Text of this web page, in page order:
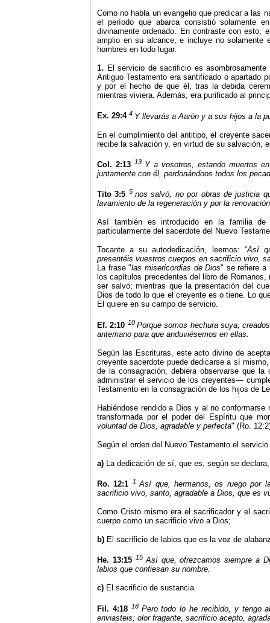
Como no habla un evangelio que predicar a las
el período que abarca consistió solamente
divinamente ordenado. En contraste con esto,
amplio en su alcance, e incluye no
hombres en todo lugar.
1. El servicio de sacrificio es
Antiguo Testamento era santificado o apartado
y por el hecho de que él, tras la debida
mientras viviera. Además, era purificado al
Ex. 29:4 4 Y llevarás a Aarón y a sus hijos a la
En el cumplimiento del antitipo, el creyente
recibe la salvación y, en virtud de su salvación,
Col. 2:13 13 Y a vosotros, estando muertos
juntamente con él, perdonándoos todos los
Tito 3:5 5 nos salvó, no por obras de justicia
lavamiento de la regeneración y por la
Así también es introducido en la familia
particularmente del sacerdote del Nuevo
Tocante a su autodedicación, leemos: “Así
presentéis vuestros cuerpos en sacrificio vivo,
La frase "las misericordias de Dios" se refiere a
los capítulos precedentes del libro de
ser salvo; mientras que la presentación del
Dios de todo lo que el creyente es o tiene. Lo
El quiere en su campo de servicio.
Ef. 2:10 10 Porque somos hechura suya,
antemano para que anduviésemos en ellas.
Según las Escrituras, este acto divino de
creyente sacerdote puede dedicarse a sí
de la consagración, debiera observarse que
administrar el servicio de los creyentes—
Testamento en la consagración de los hijos de
Habiéndose rendido a Dios y al no
transformada por el poder del Espíritu que
voluntad de Dios, agradable y perfecta" (Ro.
Según el orden del Nuevo Testamento el
a) La dedicación de sí, que es, según se
Ro. 12:1 1 Así que, hermanos, os ruego por
sacrificio vivo, santo, agradable a Dios, que es
Como Cristo mismo era el sacrificador y el
cuerpo como un sacrificio vivo a Dios;
b) El sacrificio de labios que es la voz de
He. 13:15 15 Así que, ofrezcamos siempre a
labios que confiesan su nombre.
c) El sacrificio de sustancia.
Fil. 4:18 18 Pero todo lo he recibido, y tengo
enviasteis; olor fragante, sacrificio acepto,